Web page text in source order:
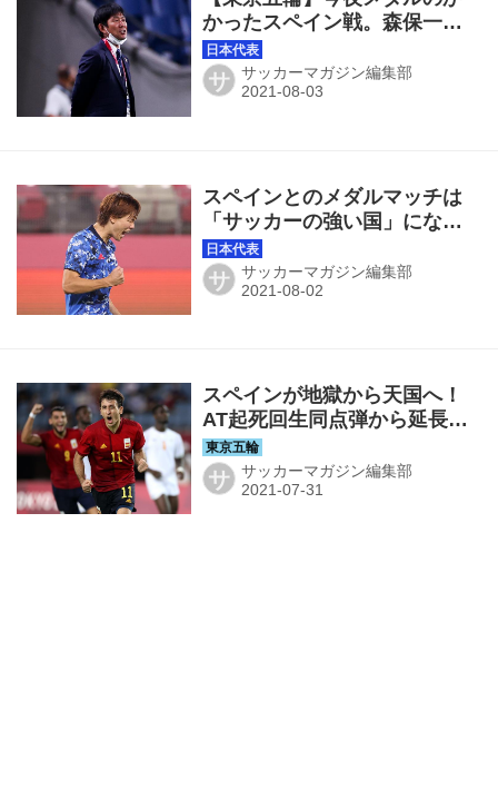
かったスペイン戦。森保一監
督は前日会見で何を語った
か？
サ サッカーマガジン編集部
スペインとのメダルマッチは
「サッカーの強い国」になっ
ていくための大事な一歩◎五
輪のツボ第5回
サ サッカーマガジン編集部
スペインが地獄から天国へ！
AT起死回生同点弾から延長戦3
ゴールでコートジボワールを
振り切る◎東京五輪・男子
サ サッカーマガジン編集部